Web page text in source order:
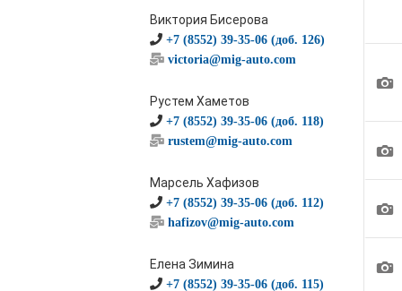
Виктория Бисерова
+7 (8552) 39-35-06 (доб. 126)
victoria@mig-auto.com
Рустем Хаметов
+7 (8552) 39-35-06 (доб. 118)
rustem@mig-auto.com
Марсель Хафизов
+7 (8552) 39-35-06 (доб. 112)
hafizov@mig-auto.com
Елена Зимина
+7 (8552) 39-35-06 (доб. 115)
1
1
1
1